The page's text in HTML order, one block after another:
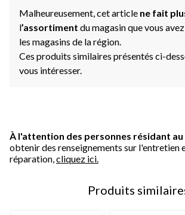
Malheureusement, cet article ne fait
l’assortiment du magasin que vous
les magasins de la région.
Ces produits similaires présentés ci-
vous intéresser.
À l'attention des personnes résidant
obtenir des renseignements sur l'entretien
réparation, cliquez ici.
Produits